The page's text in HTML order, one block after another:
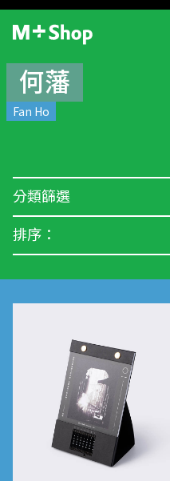
M+ Shop
何藩
Fan Ho
分類篩選
排序：